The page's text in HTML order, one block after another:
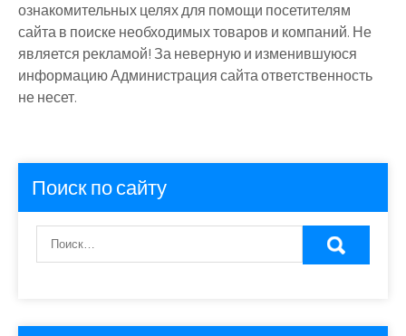
ознакомительных целях для помощи посетителям
сайта в поиске необходимых товаров и компаний. Не
является рекламой! За неверную и изменившуюся
информацию Администрация сайта ответственность
не несет.
Поиск по сайту